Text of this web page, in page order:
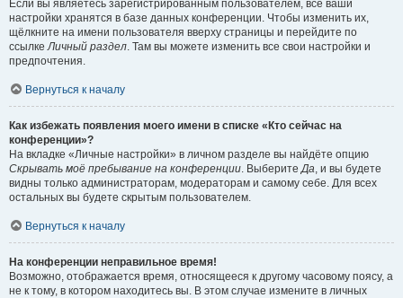
Если вы являетесь зарегистрированным пользователем, все ваши
настройки хранятся в базе данных конференции. Чтобы изменить их,
щёлкните на имени пользователя вверху страницы и перейдите по
ссылкеЛичный раздел. Там вы можете изменить все свои настройки и
предпочтения.
Вернуться к началу
Как избежать появления моего имени в списке «Кто сейчас на
конференции»?
На вкладке «Личные настройки» в личном разделе вы найдёте опцию
Скрывать моё пребывание на конференции. ВыберитеДа, и вы будете
видны только администраторам, модераторам и самому себе. Для всех
остальных вы будете скрытым пользователем.
Вернуться к началу
На конференции неправильное время!
Возможно, отображается время, относящееся к другому часовому поясу, а
не к тому, в котором находитесь вы. В этом случае измените в личных